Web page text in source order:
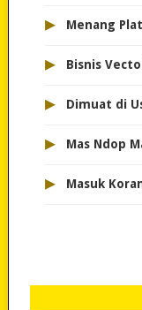
▸ Menang
▸ Bisnis
▸ Dimuat di
▸ Mas Ndop
▸ Masuk